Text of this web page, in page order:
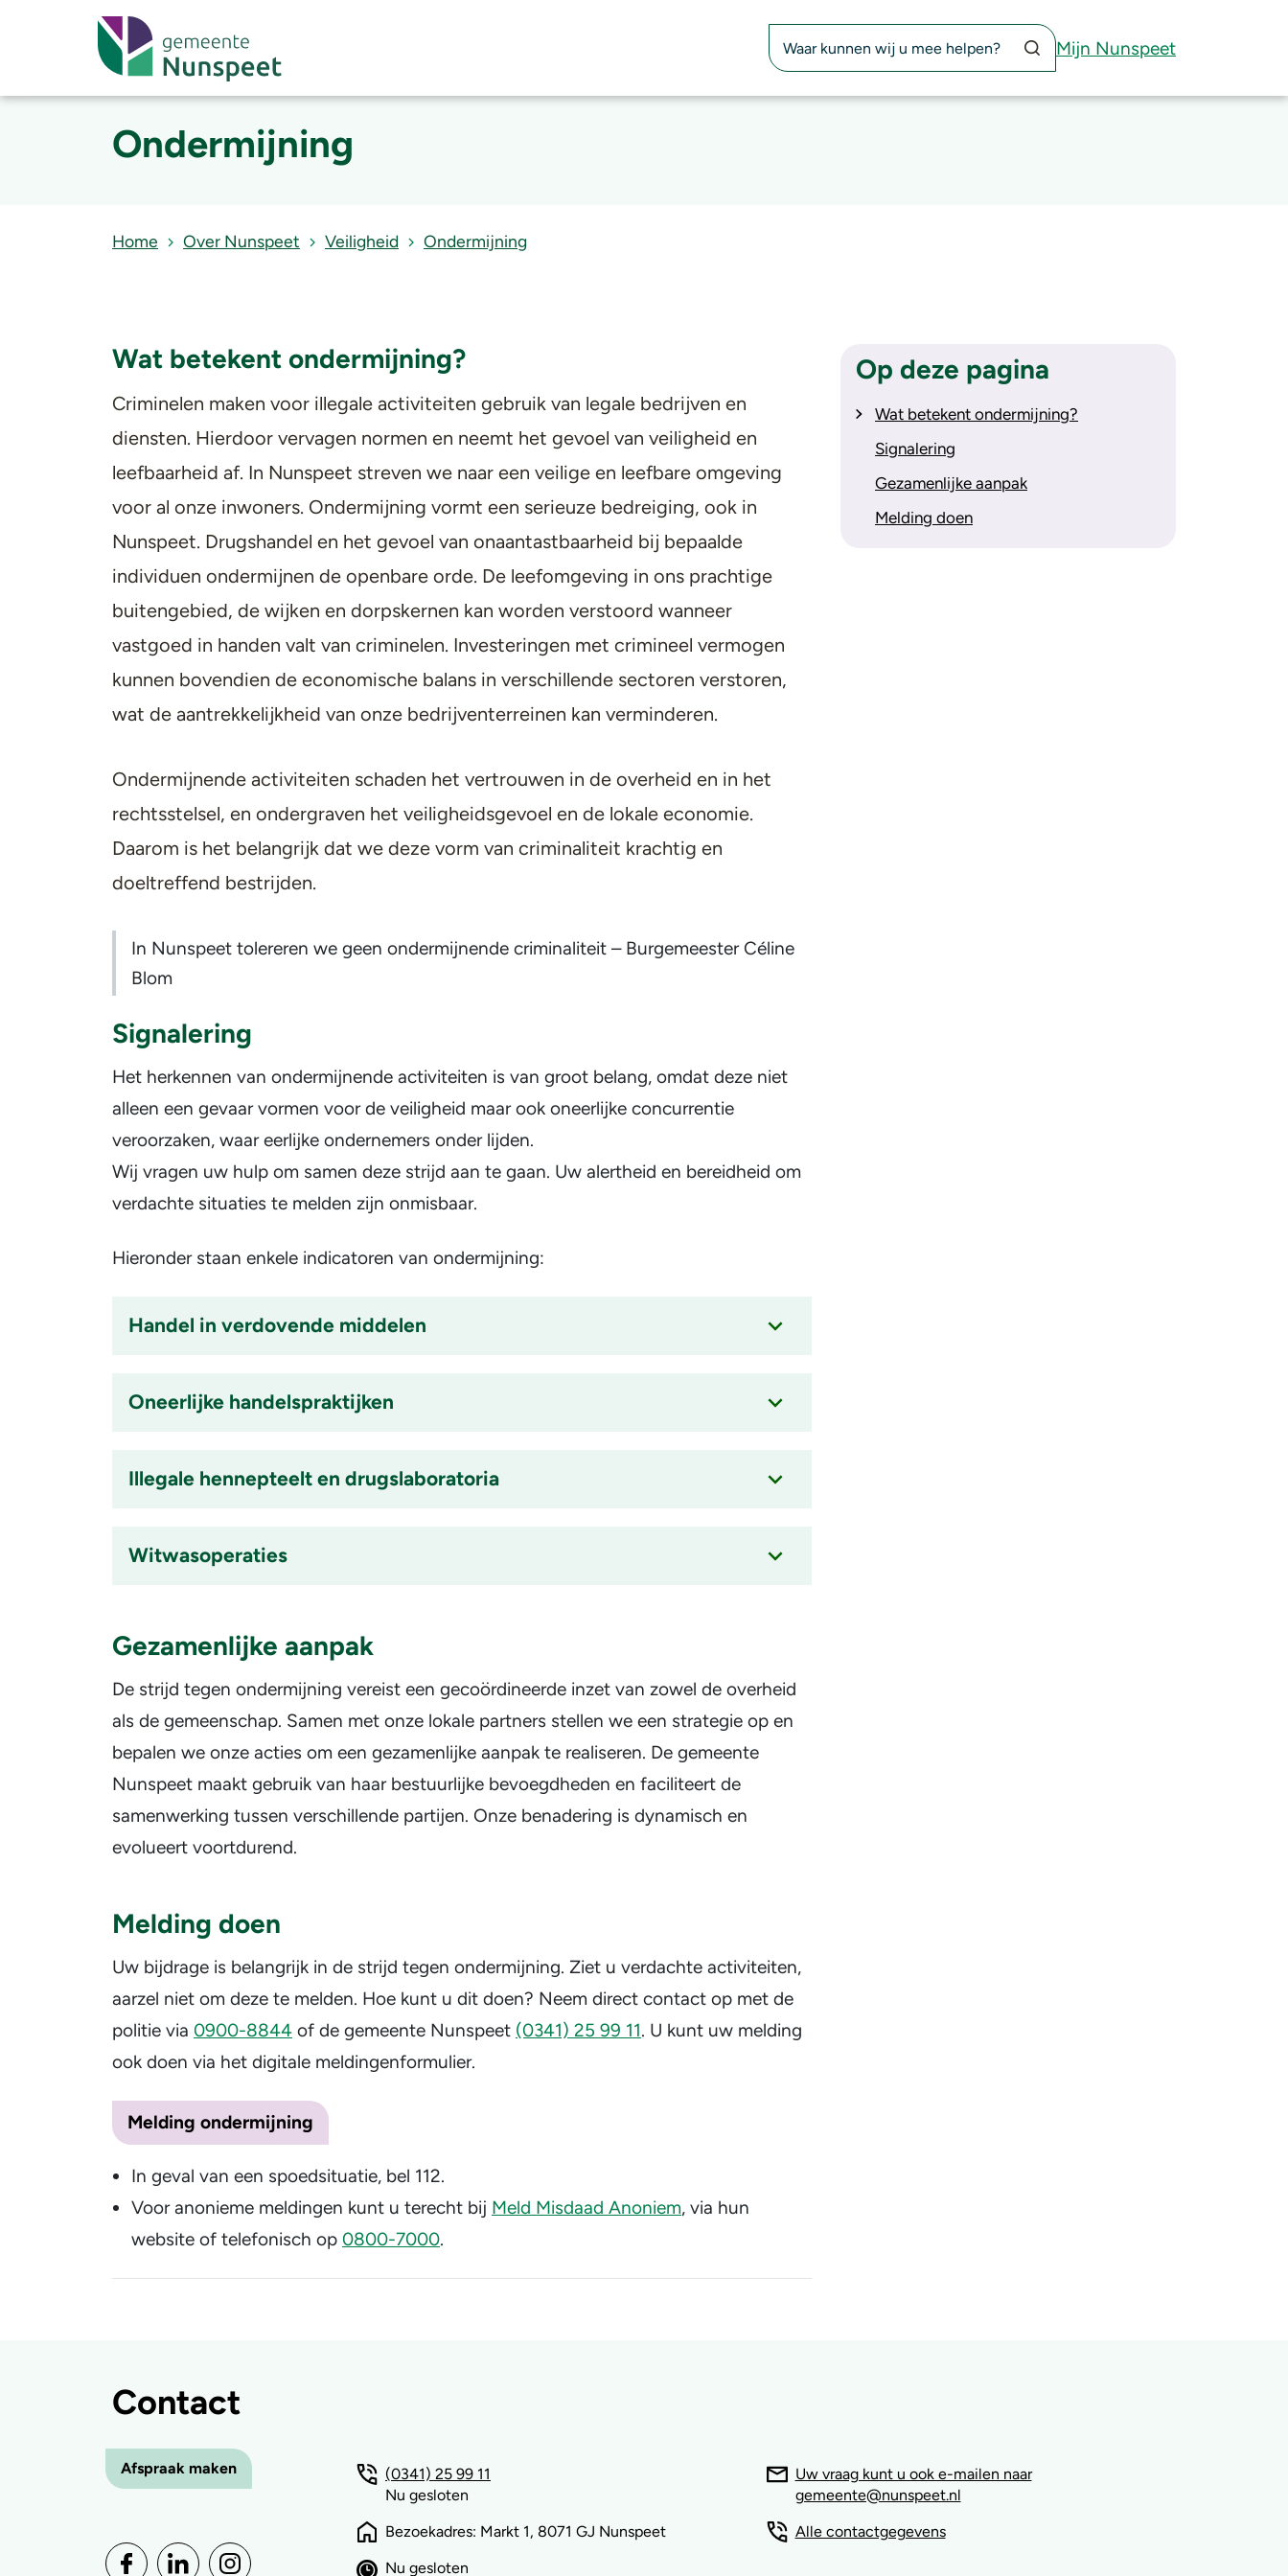
Zoekknop
Mijn Nunspeet
Ondermijning
Home Over Nunspeet Veiligheid Ondermijning
Wat betekent ondermijning?
Criminelen maken voor illegale activiteiten gebruik van legale bedrijven en
diensten. Hierdoor vervagen normen en neemt het gevoel van veiligheid en
leefbaarheid af. In Nunspeet streven we naar een veilige en leefbare omgeving
voor al onze inwoners. Ondermijning vormt een serieuze bedreiging, ook in
Nunspeet. Drugshandel en het gevoel van onaantastbaarheid bij bepaalde
individuen ondermijnen de openbare orde. De leefomgeving in ons prachtige
buitengebied, de wijken en dorpskernen kan worden verstoord wanneer
vastgoed in handen valt van criminelen. Investeringen met crimineel vermogen
kunnen bovendien de economische balans in verschillende sectoren verstoren,
wat de aantrekkelijkheid van onze bedrijventerreinen kan verminderen.
Ondermijnende activiteiten schaden het vertrouwen in de overheid en in het
rechtsstelsel, en ondergraven het veiligheidsgevoel en de lokale economie.
Daarom is het belangrijk dat we deze vorm van criminaliteit krachtig en
doeltreffend bestrijden.
In Nunspeet tolereren we geen ondermijnende criminaliteit – Burgemeester Céline
Blom
Signalering
Het herkennen van ondermijnende activiteiten is van groot belang, omdat deze niet
alleen een gevaar vormen voor de veiligheid maar ook oneerlijke concurrentie
veroorzaken, waar eerlijke ondernemers onder lijden.
Wij vragen uw hulp om samen deze strijd aan te gaan. Uw alertheid en bereidheid om
verdachte situaties te melden zijn onmisbaar.
Hieronder staan enkele indicatoren van ondermijning:
Handel in verdovende middelen
Oneerlijke handelspraktijken
Illegale hennepteelt en drugslaboratoria
Witwasoperaties
is
Gezamenlijke aanpak
De strijd tegen ondermijning vereist een gecoördineerde inzet van zowel de overheid
als de gemeenschap. Samen met onze lokale partners stellen we een strategie op en
bepalen we onze acties om een gezamenlijke aanpak te realiseren. De gemeente
Nunspeet maakt gebruik van haar bestuurlijke bevoegdheden en faciliteert de
samenwerking tussen verschillende partijen. Onze benadering is dynamisch en
evolueert voortdurend.
Melding doen
Uw bijdrage is belangrijk in de strijd tegen ondermijning. Ziet u verdachte activiteiten,
aarzel niet om deze te melden. Hoe kunt u dit doen? Neem direct contact op met de
politie via 0900-8844 of de gemeente Nunspeet (0341) 25 99 11. U kunt uw melding
ook doen via het digitale meldingenformulier.
Melding ondermijning
In geval van een spoedsituatie, bel 112.
Voor anonieme meldingen kunt u terecht bij Meld Misdaad Anoniem, via hun
website of telefonisch op 0800-7000.
Op deze pagina
Wat betekent ondermijning?
Signalering
Gezamenlijke aanpak
Melding doen
Contact
Afspraak maken
(0341) 25 99 11
Nu gesloten
Bezoekadres: Markt 1, 8071 GJ Nunspeet
Nu gesloten
Uw vraag kunt u ook e-mailen naar
gemeente@nunspeet.nl
Alle contactgegevens